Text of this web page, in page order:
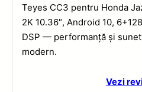
Teyes CC3 pentru Honda
2K 10.36″, Android 10,
DSP — performanță și
modern.
Vezi